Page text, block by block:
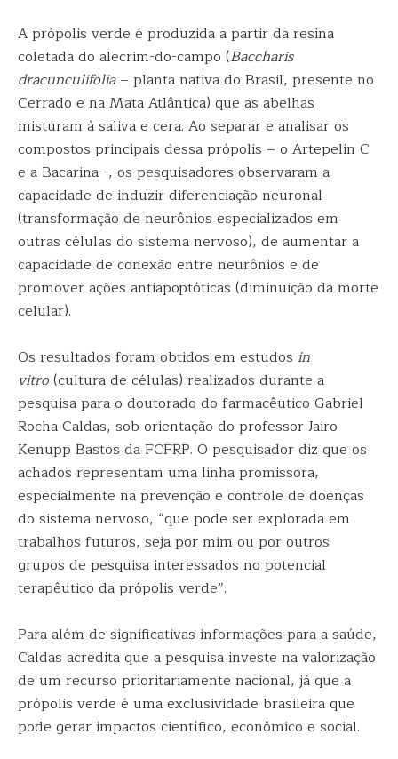
A própolis verde é produzida a partir da resina
coletada do alecrim-do-campo (Baccharis
dracunculifolia– planta nativa do Brasil, presente no
Cerrado e na Mata Atlântica) que as abelhas
misturam à saliva e cera. Ao separar e analisar os
compostos principais dessa própolis – o Artepelin C
e a Bacarina -, os pesquisadores observaram a
capacidade de induzir diferenciação neuronal
(transformação de neurônios especializados em
outras células do sistema nervoso), de aumentar a
capacidade de conexão entre neurônios e de
promover ações antiapoptóticas (diminuição da morte
celular).
Os resultados foram obtidos em estudos in
vitro(cultura de células) realizados durante a
pesquisa para o doutorado do farmacêutico Gabriel
Rocha Caldas, sob orientação do professor Jairo
Kenupp Bastos da FCFRP. O pesquisador diz que os
achados representam uma linha promissora,
especialmente na prevenção e controle de doenças
do sistema nervoso, “que pode ser explorada em
trabalhos futuros, seja por mim ou por outros
grupos de pesquisa interessados no potencial
terapêutico da própolis verde”.
Para além de significativas informações para a saúde,
Caldas acredita que a pesquisa investe na valorização
de um recurso prioritariamente nacional, já que a
própolis verde é uma exclusividade brasileira que
pode gerar impactos científico, econômico e social.